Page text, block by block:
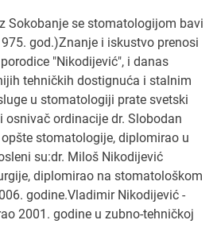
Sokobanje se stomatologijom bavi
god.)Znanje i iskustvo prenosi
"Nikodijević", i danas
tehničkih dostignuća i stalnim
u stomatologiji prate svetski
osnivač ordinacije dr. Slobodan
stomatologije, diplomirao u
su:dr. Miloš Nikodijević
diplomirao na stomatološkom
godine.Vladimir Nikodijević -
2001. godine u zubno-tehničkoj